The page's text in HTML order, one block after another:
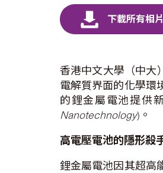
香港中文大學（中大
電解質界面的化學環
的鋰金屬電池提供
Nanotechnology)。
高電壓電池的隱形殺
鋰金屬電池因其超高